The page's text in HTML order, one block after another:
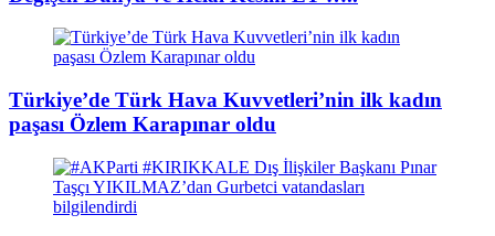
Türkiye’de Türk Hava Kuvvetleri’nin ilk kadın
paşası Özlem Karapınar oldu